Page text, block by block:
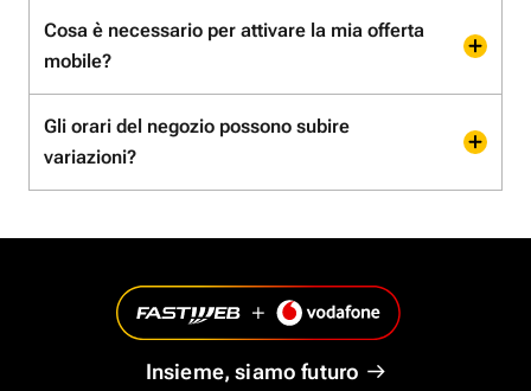
Cosa è necessario per attivare la mia offerta
mobile?
Gli orari del negozio possono subire
variazioni?
Insieme, siamo futuro